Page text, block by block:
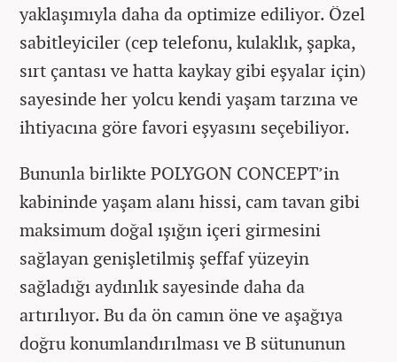
yaklaşımıyla daha da optimize ediliyor. Özel
sabitleyiciler (cep telefonu, kulaklık, şapka,
sırt çantası ve hatta kaykay gibi eşyalar için)
sayesinde her yolcu kendi yaşam tarzına ve
ihtiyacına göre favori eşyasını seçebiliyor.
Bununla birlikte POLYGON CONCEPT’in
kabininde yaşam alanı hissi, cam tavan gibi
maksimum doğal ışığın içeri girmesini
sağlayan genişletilmiş şeffaf yüzeyin
sağladığı aydınlık sayesinde daha da
artırılıyor. Bu da ön camın öne ve aşağıya
doğru konumlandırılması ve B sütununun